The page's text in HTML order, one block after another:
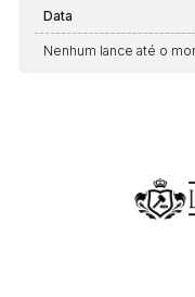
Data
Nenhum lance até o